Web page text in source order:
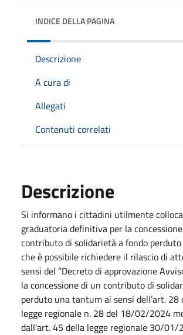
INDICE DELLA PAGINA
Descrizione
A cura di
Allegati
Contenuti correlati
Descrizione
Si informano i cittadini utilmente
graduatoria definitiva per la
contributo di solidarietà a fondo
che è possibile richiedere il rilascio di
sensi del “Decreto di approvazione
la concessione di un contributo di
perduto una tantum ai sensi dell'art. 28
legge regionale n. 28 del 18/02/2024
dall'art. 45 della legge regionale 30/01/